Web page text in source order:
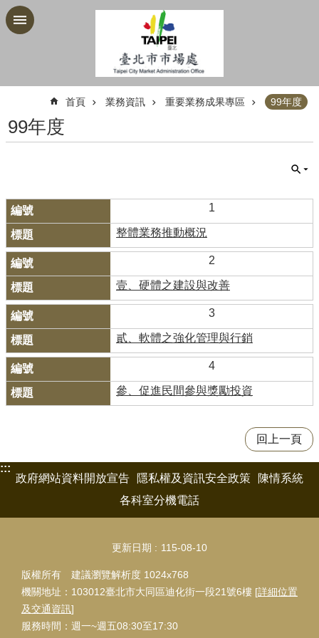
跳到主要內容區塊
首頁 業務資訊 重要業務成果專區 99年度
99年度
1
整體業務推動概況
2
壹、硬體之建設與改善
3
貳、軟體之強化管理與行銷
4
參、促進民間參與獎勵投資
回上一頁
:::
政府網站資料開放宣告
隱私權及資訊安全政策
陳情系統
各科室分機電話
更新日期 115-08-10
版權所有 建議瀏覽解析度 1024x768
機關地址：103012臺北市大同區迪化街一段21號6樓 [詳細位置
及交通資訊]
服務時間：週一~週五08:30至17:30